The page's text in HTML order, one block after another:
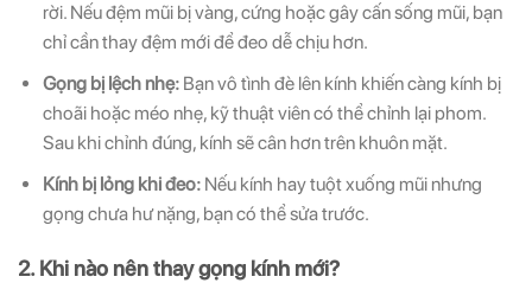
rời. Nếu đệm mũi bị vàng, cứng hoặc gây cấn sống mũi, bạn
chỉ cần thay đệm mới để đeo dễ chịu hơn.
Gọng bị lệch nhẹ: Bạn vô tình đè lên kính khiến càng kính bị
choãi hoặc méo nhẹ, kỹ thuật viên có thể chỉnh lại phom.
Sau khi chỉnh đúng, kính sẽ cân hơn trên khuôn mặt.
Kính bị lỏng khi đeo: Nếu kính hay tuột xuống mũi nhưng
gọng chưa hư nặng, bạn có thể sửa trước.
2. Khi nào nên thay gọng kính mới?